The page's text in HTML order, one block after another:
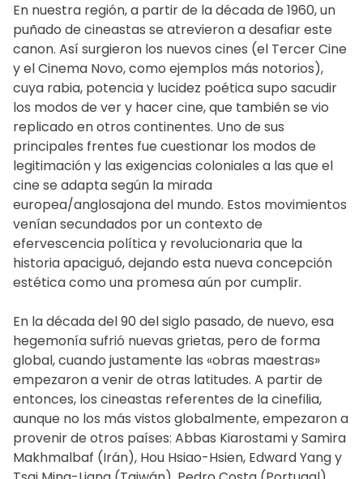
En nuestra región, a partir de la década de 1960, un
puñado de cineastas se atrevieron a desafiar este
canon. Así surgieron los nuevos cines (el Tercer Cine
y el Cinema Novo, como ejemplos más notorios),
cuya rabia, potencia y lucidez poética supo sacudir
los modos de ver y hacer cine, que también se vio
replicado en otros continentes. Uno de sus
principales frentes fue cuestionar los modos de
legitimación y las exigencias coloniales a las que el
cine se adapta según la mirada
europea/anglosajona del mundo. Estos movimientos
venían secundados por un contexto de
efervescencia política y revolucionaria que la
historia apaciguó, dejando esta nueva concepción
estética como una promesa aún por cumplir.
En la década del 90 del siglo pasado, de nuevo, esa
hegemonía sufrió nuevas grietas, pero de forma
global, cuando justamente las «obras maestras»
empezaron a venir de otras latitudes. A partir de
entonces, los cineastas referentes de la cinefilia,
aunque no los más vistos globalmente, empezaron a
provenir de otros países: Abbas Kiarostami y Samira
Makhmalbaf (Irán), Hou Hsiao-Hsien, Edward Yang y